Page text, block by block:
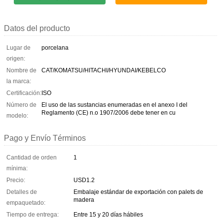
Datos del producto
Lugar de
origen:
porcelana
Nombre de
la marca:
CAT/KOMATSU/HITACHI/HYUNDAI/KEBELCO
Certificación:ISO
Número de
modelo:
El uso de las sustancias enumeradas en el anexo I del
Reglamento (CE) n.o 1907/2006 debe tener en cu
Pago y Envío Términos
Cantidad de orden
mínima:
1
Precio:
USD1.2
Detalles de
empaquetado:
Embalaje estándar de exportación con palets de
madera
Tiempo de entrega:
Entre 15 y 20 días hábiles